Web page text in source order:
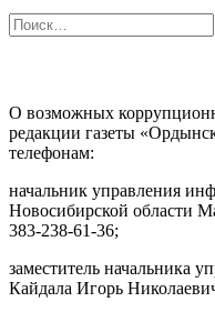
Найти:
О возможных
редакции газеты
телефонам:
начальник управления
Новосибирской области
383-238-61-36;
заместитель начальника
Кайдала Игорь